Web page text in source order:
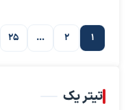
1
2
25
تیتر یک